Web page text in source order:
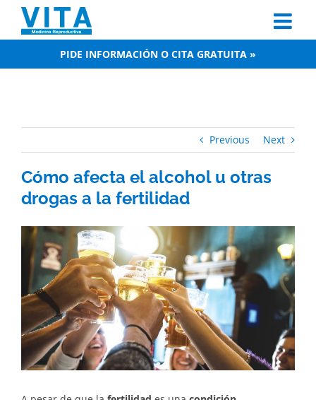
content
PIDE INFORMACIÓN O CITA GRATUITA »
Previous Next
Cómo afecta el alcohol u otras
drogas a la fertilidad
View
Larger
Image